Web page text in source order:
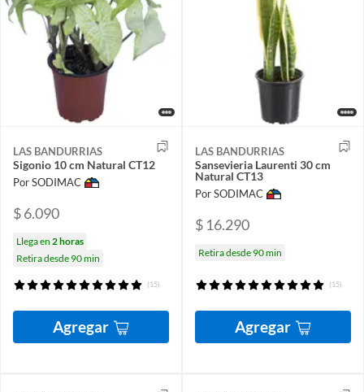
LAS BANDURRIAS
Sigonio 10 cm Natural CT12
Por SODIMAC
$ 6.090
Llega en 2 horas
Retira desde 90 min
(15)
Agregar
LAS BANDURRIAS
Sansevieria Laurenti 30 cm
Natural CT13
Por SODIMAC
$ 16.290
Retira desde 90 min
(15)
Agregar